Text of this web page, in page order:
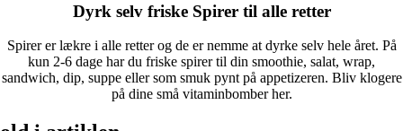
Dyrk selv friske Spirer til alle retter
Spirer er lækre i alle retter og de er nemme at dyrke selv hele året. På
kun 2-6 dage har du friske spirer til din smoothie, salat, wrap,
sandwich, dip, suppe eller som smuk pynt på appetizeren. Bliv klogere
på dine små vitaminbomber her.